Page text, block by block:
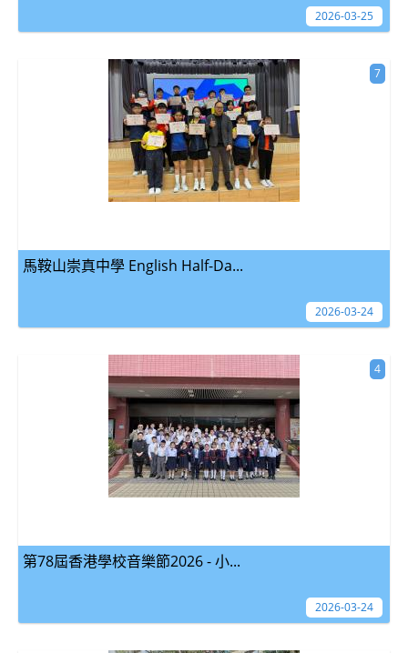
2026-03-25
馬鞍山崇真中學 English Half-Da...
7
2026-03-24
第78屆香港學校音樂節2026 - 小...
4
2026-03-24